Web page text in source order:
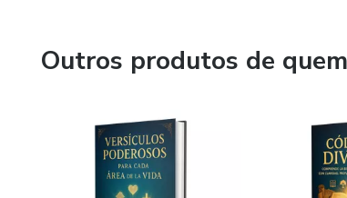
Outros produtos de